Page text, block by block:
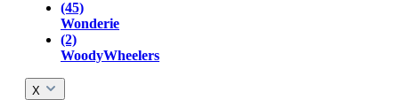
(45)
Wonderie
(2)
WoodyWheelers
X